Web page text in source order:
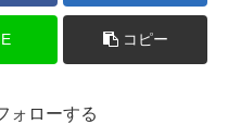
コピー
ォローする